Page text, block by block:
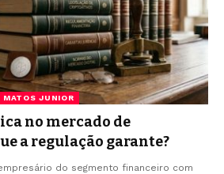
MATOS JUNIOR
no mercado de
a regulação garante?
do segmento financeiro com